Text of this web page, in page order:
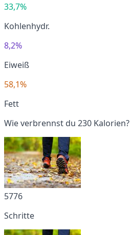
33,7%
Kohlenhydr.
8,2%
Eiweiß
58,1%
Fett
Wie verbrennst du 230 Kalorien?
5776
Schritte